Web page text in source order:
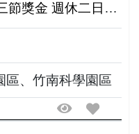
節獎金 週休二日、
山區、新竹科學園
區、竹南科學園區